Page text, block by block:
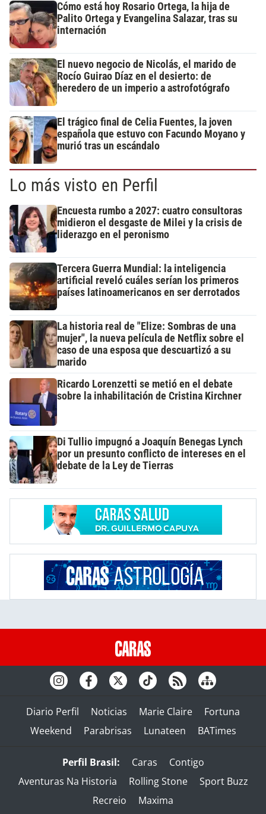
Cómo está hoy Rosario Ortega, la hija de
Palito Ortega y Evangelina Salazar, tras su
internación
El nuevo negocio de Nicolás, el marido de
Rocío Guirao Díaz en el desierto: de
heredero de un imperio a astrofotógrafo
El trágico final de Celia Fuentes, la joven
española que estuvo con Facundo Moyano y
murió tras un escándalo
Lo más visto en Perfil
Encuesta rumbo a 2027: cuatro consultoras
midieron el desgaste de Milei y la crisis de
liderazgo en el peronismo
Tercera Guerra Mundial: la inteligencia
artificial reveló cuáles serían los primeros
países latinoamericanos en ser derrotados
La historia real de "Elize: Sombras de una
mujer", la nueva película de Netflix sobre el
caso de una esposa que descuartizó a su
marido
Ricardo Lorenzetti se metió en el debate
sobre la inhabilitación de Cristina Kirchner
Di Tullio impugnó a Joaquín Benegas Lynch
por un presunto conflicto de intereses en el
debate de la Ley de Tierras
Diario Perfil Noticias Marie Claire
Fortuna
Weekend
Parabrisas Lunateen BATimes
Perfil Brasil: Caras
Contigo
Aventuras Na Historia
Rolling Stone
Sport Buzz
Recreio
Maxima